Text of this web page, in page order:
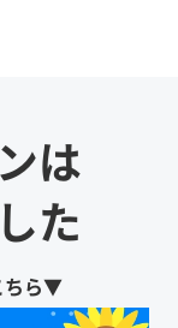
は
た
ちら▼